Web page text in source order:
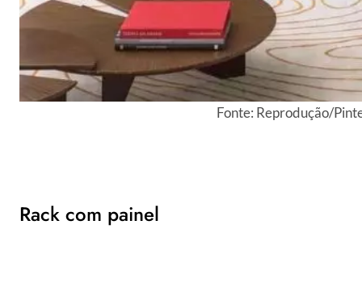
Fonte: Reprodução/
Rack com painel